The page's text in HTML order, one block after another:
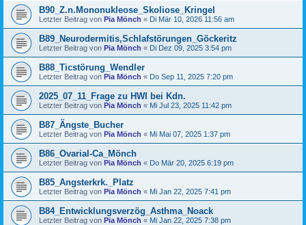
B90_Z.n.Mononukleose_Skoliose_Kringel
Letzter Beitrag von Pia Mönch « Di Mär 10, 2026 11:56 am
B89_Neurodermitis,Schlafstörungen_Göckeritz
Letzter Beitrag von Pia Mönch « Di Dez 09, 2025 3:54 pm
B88_Ticstörung_Wendler
Letzter Beitrag von Pia Mönch « Do Sep 11, 2025 7:20 pm
2025_07_11_Frage zu HWI bei Kdn.
Letzter Beitrag von Pia Mönch « Mi Jul 23, 2025 11:42 pm
B87_Ängste_Bucher
Letzter Beitrag von Pia Mönch « Mi Mai 07, 2025 1:37 pm
B86_Ovarial-Ca_Mönch
Letzter Beitrag von Pia Mönch « Do Mär 20, 2025 6:19 pm
B85_Angsterkrk._Platz
Letzter Beitrag von Pia Mönch « Mi Jan 22, 2025 7:41 pm
B84_Entwicklungsverzög_Asthma_Noack
Letzter Beitrag von Pia Mönch « Mi Jan 22, 2025 7:38 pm